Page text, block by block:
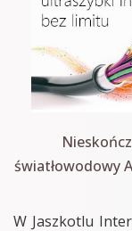
światłowodowy
W Jaszkotlu